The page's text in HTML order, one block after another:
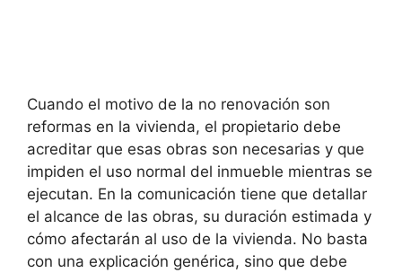
Cuando el motivo de la no renovación son
reformas en la vivienda, el propietario debe
acreditar que esas obras son necesarias y que
impiden el uso normal del inmueble mientras se
ejecutan. En la comunicación tiene que detallar
el alcance de las obras, su duración estimada y
cómo afectarán al uso de la vivienda. No basta
con una explicación genérica, sino que debe